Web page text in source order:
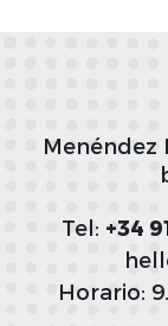
Menéndez
Tel: +34
Horario: